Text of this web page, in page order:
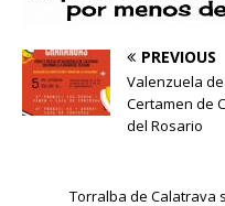
PREVIOUS
Valenzuela
Certamen de
del Rosario
Torralba de Calatrava